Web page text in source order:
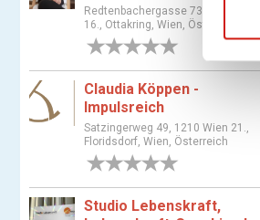
g
u
g
s
u
s
Redtenbachergasse 73, 1160 Wien
16., Ottakring, Wien, Österreich
Claudia Köppen -
Impulsreich
Satzingerweg 49, 1210 Wien 21.,
Floridsdorf, Wien, Österreich
Studio Lebenskraft,